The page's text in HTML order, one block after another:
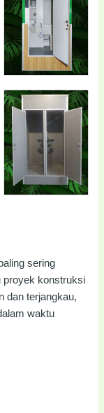
sering
proyek konstruksi
dan terjangkau,
waktu